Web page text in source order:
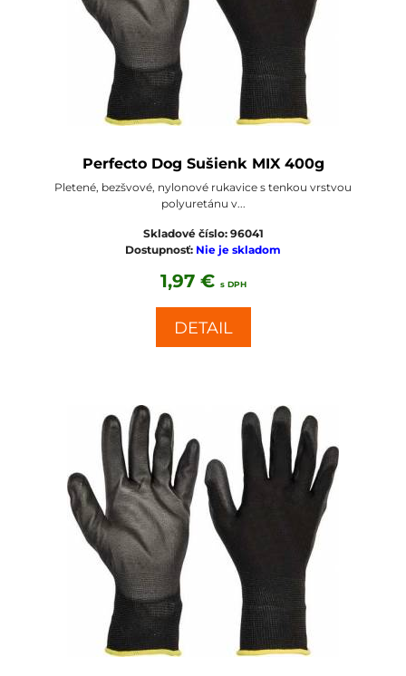
Perfecto Dog Sušienk MIX 400g
Pletené, bezšvové, nylonové rukavice s tenkou vrstvou
polyuretánu v...
Skladové číslo: 96041
Dostupnosť: Nie je skladom
1,97 € s DPH
DETAIL